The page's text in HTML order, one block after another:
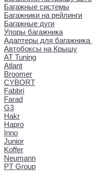
Багажные системы
Багажники на рейлинги
Багажные дуги
Упоры багажника
Адаптеры для
Автобоксы на Крышу
AT Tuning
Atlant
Broomer
CYBORT
Fabbri
Farad
G3
Hakr
Hapro
Inno
Junior
Koffer
Neumann
PT Group